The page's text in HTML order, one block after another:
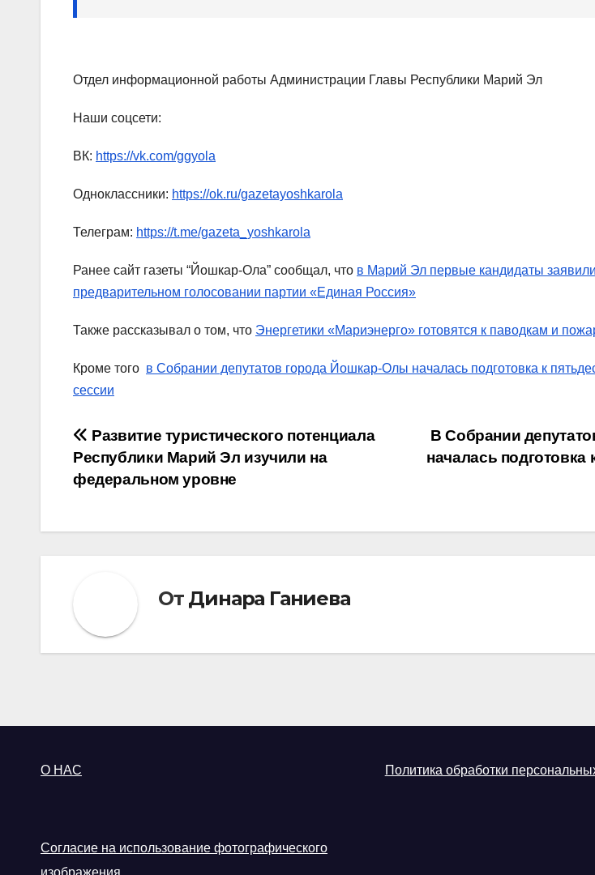
Отдел информационной работы Администрации Главы Республики Марий Эл
Наши соцсети:
ВК: https://vk.com/ggyola
Одноклассники: https://ok.ru/gazetayoshkarola
Телеграм: https://t.me/gazeta_yoshkarola
Ранее сайт газеты “Йошкар-Ола” сообщал, что в Марий Эл первые кандидаты
предварительном голосовании партии «Единая Россия»
Также рассказывал о том, что Энергетики «Мариэнерго» готовятся к паводкам и
Кроме того в Собрании депутатов города Йошкар-Олы началась подготовка к
сессии
Навигация
по
В Собрании
началась подготовка
Развитие туристического потенциала
Республики Марий Эл изучили на
федеральном уровне
От Динара Ганиева
О НАС Политика обработки
Согласие на использование фотографического
изображения